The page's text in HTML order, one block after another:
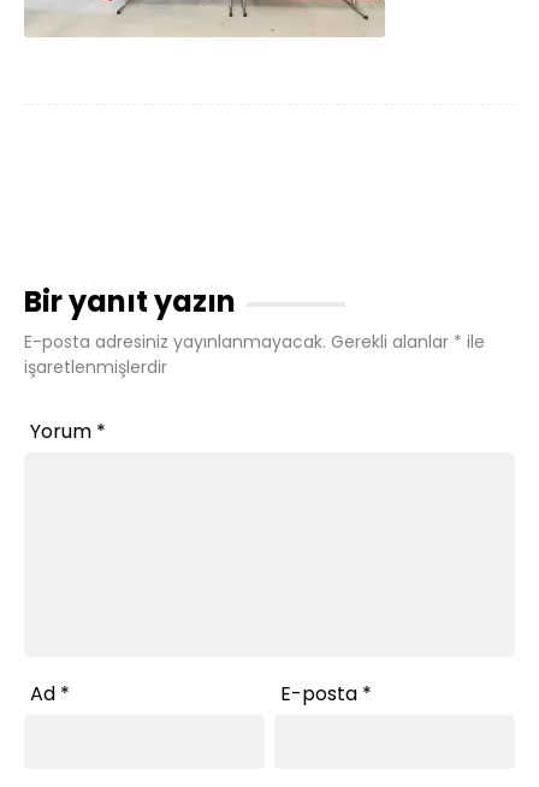
Bir yanıt yazın
E-posta adresiniz yayınlanmayacak. Gerekli alanlar * ile
işaretlenmişlerdir
Yorum *
Ad * E-posta *